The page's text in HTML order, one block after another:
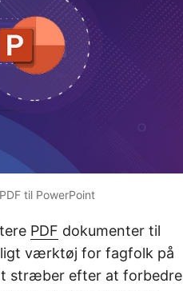
til PowerPoint
PDF dokumenter til
værktøj for fagfolk på
stræber efter at forbedre